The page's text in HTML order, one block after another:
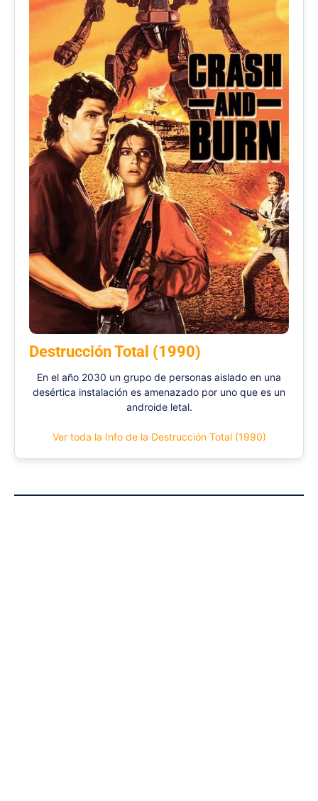
Destrucción Total (1990)
En el año 2030 un grupo de personas aislado en una
desértica instalación es amenazado por uno que es un
androide letal.
Ver toda la Info de la Destrucción Total (1990)